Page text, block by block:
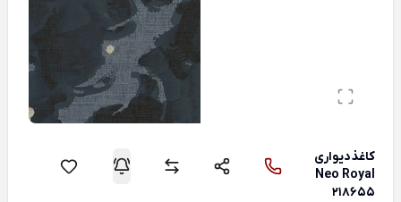
کاغذدیواری
Neo Royal
218655